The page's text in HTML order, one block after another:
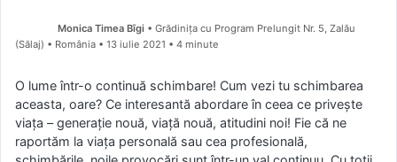
Monica Timea Bîgi • Grădinița cu Program Prelungit Nr. 5, Zalău
(Sălaj) • România
13 iulie 2021 • 4 minute
O lume într-o continuă schimbare! Cum vezi tu schimbarea
aceasta, oare? Ce interesantă abordare în ceea ce privește
viața – generație nouă, viață nouă, atitudini noi! Fie că ne
raportăm la viața personală sau cea profesională,